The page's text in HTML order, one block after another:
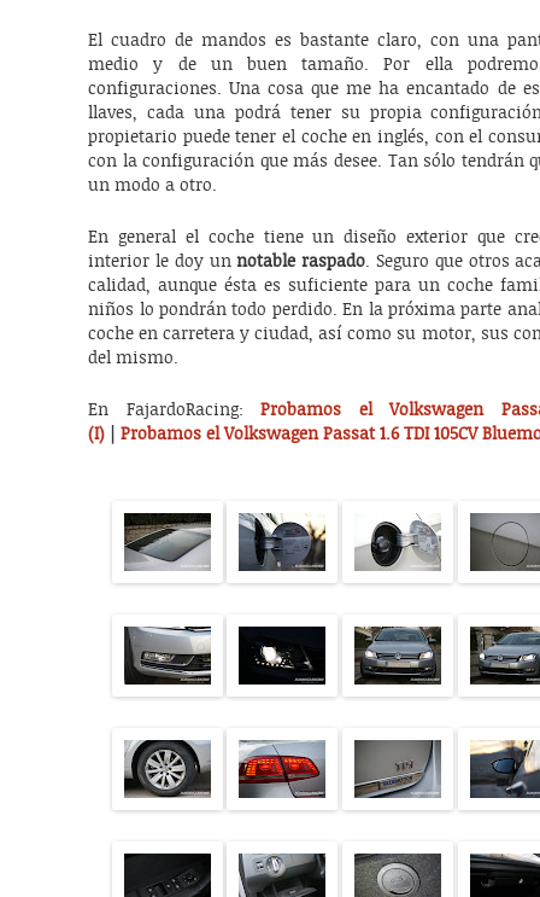
El cuadro de mandos es bastante claro, con una
medio y de un buen tamaño. Por ella
configuraciones. Una cosa que me ha encantado de
llaves, cada una podrá tener su propia
propietario puede tener el coche en inglés, con el
con la configuración que más desee. Tan sólo tendrán
un modo a otro.
En general el coche tiene un diseño exterior que
interior le doy unnotable raspado. Seguro que otros
calidad, aunque ésta es suficiente para un coche
niños lo pondrán todo perdido. En la próxima parte
coche en carretera y ciudad, así como su motor, sus
del mismo.
En FajardoRacing:Probamos el Volkswagen
(I) |Probamos el Volkswagen Passat 1.6 TDI 105CV